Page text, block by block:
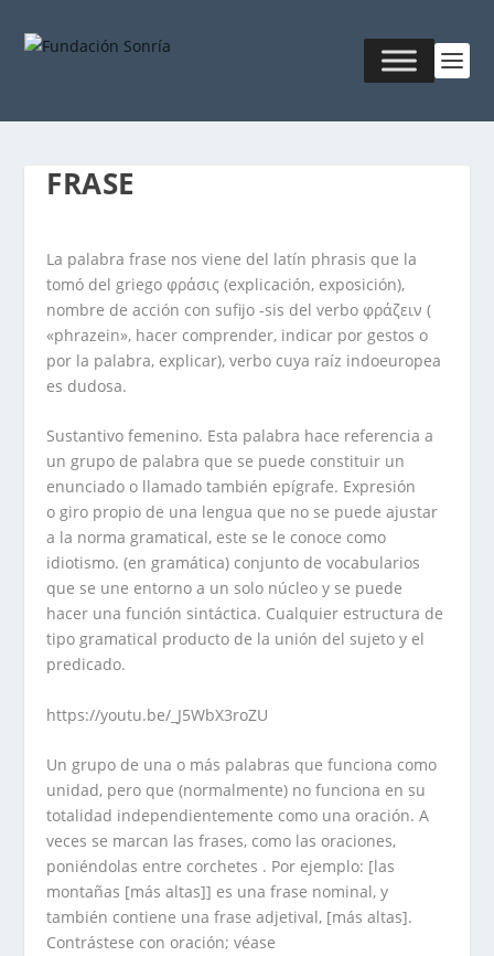
FRASE
La palabra frase nos viene del latín phrasis que la
tomó del griego φράσις (explicación, exposición),
nombre de acción con sufijo -sis del verbo φράζειν (
«phrazein», hacer comprender, indicar por gestos o
por la palabra, explicar), verbo cuya raíz indoeuropea
es dudosa.
Sustantivo femenino. Esta palabra hace referencia a
un grupo de palabra que se puede constituir un
enunciado o llamado también epígrafe. Expresión
o giro propio de una lengua que no se puede ajustar
a la norma gramatical, este se le conoce como
idiotismo. (en gramática) conjunto de vocabularios
que se une entorno a un solo núcleo y se puede
hacer una función sintáctica. Cualquier estructura de
tipo gramatical producto de la unión del sujeto y el
predicado.
https://youtu.be/_J5WbX3roZU
Un grupo de una o más palabras que funciona como
unidad, pero que (normalmente) no funciona en su
totalidad independientemente como una oración. A
veces se marcan las frases, como las oraciones,
poniéndolas entre corchetes . Por ejemplo: [las
montañas [más altas]] es una frase nominal, y
también contiene una frase adjetival, [más altas].
Contrástese con oración; véase